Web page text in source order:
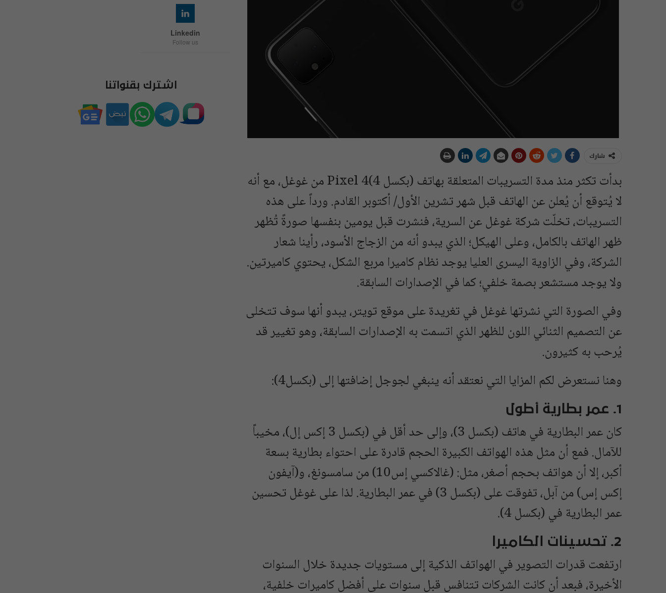
شارك
بدأت تكثر منذ مدة التسريبات المتعلقة بهاتف (بكسل 4)Pixel 4 من غوغل، مع أنه
لا يُتوقع أن يُعلن عن الهاتف قبل شهر تشرين الأول/ أكتوبر القادم. ورداً على هذه
التسريبات، تخلّت شركة غوغل عن السرية، فنشرت قبل يومين بنفسها صورةً تُظهر
ظهر الهاتف بالكامل، وعلى الهيكل؛ الذي يبدو أنه من الزجاج الأسود، رأينا شعار
الشركة، وفي الزاوية اليسرى العليا يوجد نظام كاميرا مربع الشكل، يحتوي كاميرتين.
ولا يوجد مستشعر بصمة خلفي؛ كما في الإصدارات السابقة.
وفي الصورة التي نشرتها غوغل في تغريدة على موقع تويتر، يبدو أنها سوف تتخلى
عن التصميم الثنائي اللون للظهر الذي اتسمت به الإصدارات السابقة، وهو تغيير قد
يُرحب به كثيرون.
وهنا نستعرض لكم المزايا التي نعتقد أنه ينبغي لجوجل إضافتها إلى (بكسل4):
1. عمر بطارية أطول
كان عمر البطارية في هاتف (بكسل 3)، وإلى حد أقل في (بكسل 3 إكس إل)، مخيباً
للآمال. فمع أن مثل هذه الهواتف الكبيرة الحجم قادرة على احتواء بطارية بسعة
أكبر، إلا أن هواتف بحجم أصغر، مثل: (غالاكسي إس10) من سامسونغ، و(آيفون
إكس إس) من آبل، تفوقت على (بكسل 3) في عمر البطارية. لذا على غوغل تحسين
عمر البطارية في (بكسل 4).
2. تحسينات الكاميرا
ارتفعت قدرات التصوير في الهواتف الذكية إلى مستويات جديدة خلال السنوات
الأخيرة، فبعد أن كانت الشركات تتنافس قبل سنوات على أفضل كاميرات خلفية،
Linkedin
Follow us
اشترك بقنواتنا